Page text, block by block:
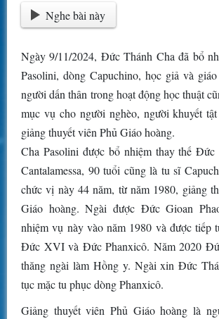
Nghe bài này
Ngày 9/11/2024, Đức Thánh Cha đã bổ
Pasolini, dòng Capuchino, học giả và
người dấn thân trong hoạt động học thuật
mục vụ cho người nghèo, người khuyết
giảng thuyết viên Phủ Giáo hoàng.
Cha Pasolini được bổ nhiệm thay thế
Cantalamessa, 90 tuổi cũng là tu sĩ
chức vị này 44 năm, từ năm 1980, giảng
Giáo hoàng. Ngài được Đức Gioan
nhiệm vụ này vào năm 1980 và được
Đức XVI và Đức Phanxicô. Năm 2020
thăng ngài làm Hồng y. Ngài xin Đức
tục mặc tu phục dòng Phanxicô.
Giảng thuyết viên Phủ Giáo hoàng là